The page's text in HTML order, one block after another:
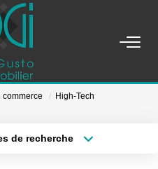
EN VENTE
commerce
High-Tech
de recherche